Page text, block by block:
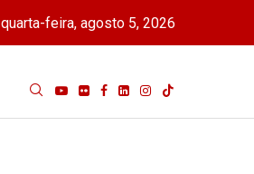
quarta-feira, agosto 5, 2026